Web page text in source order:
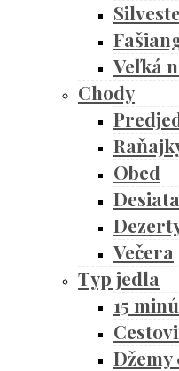
Veľká
Chody
Obed
Večera
Typ jedla
15